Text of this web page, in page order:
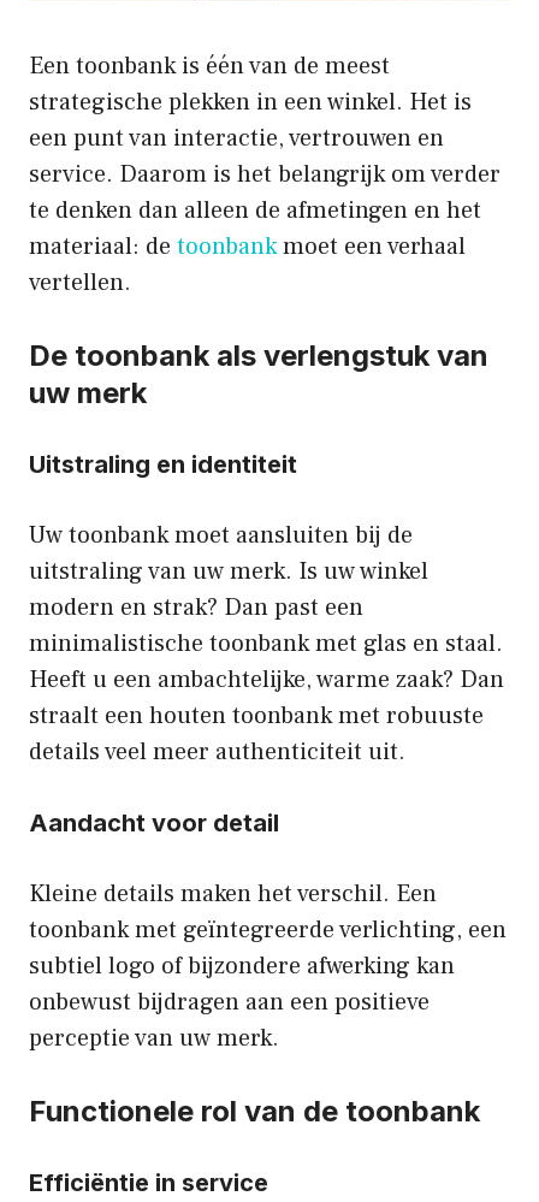
Een toonbank is één van de meest
strategische plekken in een winkel. Het is
een punt van interactie, vertrouwen en
service. Daarom is het belangrijk om verder
te denken dan alleen de afmetingen en het
materiaal: de toonbankmoet een verhaal
vertellen.
De toonbank als verlengstuk van
uw merk
Uitstraling en identiteit
Uw toonbank moet aansluiten bij de
uitstraling van uw merk. Is uw winkel
modern en strak? Dan past een
minimalistische toonbank met glas en staal.
Heeft u een ambachtelijke, warme zaak? Dan
straalt een houten toonbank met robuuste
details veel meer authenticiteit uit.
Aandacht voor detail
Kleine details maken het verschil. Een
toonbank met geïntegreerde verlichting, een
subtiel logo of bijzondere afwerking kan
onbewust bijdragen aan een positieve
perceptie van uw merk.
Functionele rol van de toonbank
Efficiëntie in service